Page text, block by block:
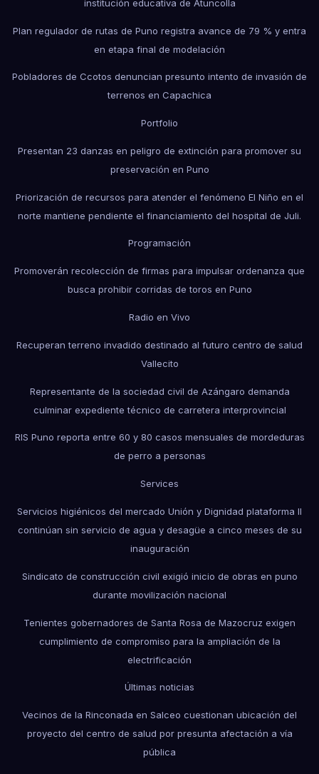
institución educativa de Atuncolla
Plan regulador de rutas de Puno registra avance de 79 % y entra
en etapa final de modelación
Pobladores de Ccotos denuncian presunto intento de invasión de
terrenos en Capachica
Portfolio
Presentan 23 danzas en peligro de extinción para promover su
preservación en Puno
Priorización de recursos para atender el fenómeno El Niño en el
norte mantiene pendiente el financiamiento del hospital de Juli.
Programación
Promoverán recolección de firmas para impulsar ordenanza que
busca prohibir corridas de toros en Puno
Radio en Vivo
Recuperan terreno invadido destinado al futuro centro de salud
Vallecito
Representante de la sociedad civil de Azángaro demanda
culminar expediente técnico de carretera interprovincial
RIS Puno reporta entre 60 y 80 casos mensuales de mordeduras
de perro a personas
Services
Servicios higiénicos del mercado Unión y Dignidad plataforma II
continúan sin servicio de agua y desagüe a cinco meses de su
inauguración
Sindicato de construcción civil exigió inicio de obras en puno
durante movilización nacional
Tenientes gobernadores de Santa Rosa de Mazocruz exigen
cumplimiento de compromiso para la ampliación de la
electrificación
Últimas noticias
Vecinos de la Rinconada en Salceo cuestionan ubicación del
proyecto del centro de salud por presunta afectación a vía
pública